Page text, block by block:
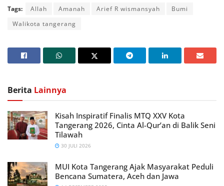
Tags: Allah Amanah Arief R wismansyah
Bumi
Walikota tangerang
Berita Lainnya
Kisah Inspiratif Finalis MTQ XXV Kota
Tangerang 2026, Cinta Al-Qur’an di Balik Seni
Tilawah
30 JULI 2026
MUI Kota Tangerang Ajak Masyarakat Peduli
Bencana Sumatera, Aceh dan Jawa